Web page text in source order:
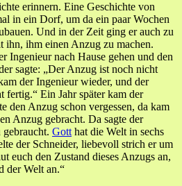
erinnern. Eine Geschichte von
in ein Dorf, um da ein paar Wochen
Und in der Zeit ging er auch zu
ihn, ihm einen Anzug zu machen.
Ingenieur nach Hause gehen und den
sagte: „Der Anzug ist noch nicht
der Ingenieur wieder, und der
fertig.“ Ein Jahr später kam der
den Anzug schon vergessen, da kam
Anzug gebracht. Da sagte der
gebraucht. Gott hat die Welt in sechs
der Schneider, liebevoll strich er um
euch den Zustand dieses Anzugs an,
der Welt an.“